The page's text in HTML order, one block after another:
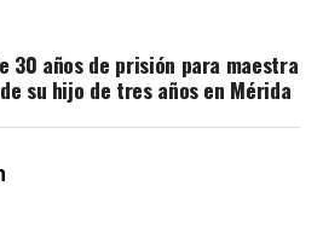
30 años de prisión para maestra
su hijo de tres años en Mérida